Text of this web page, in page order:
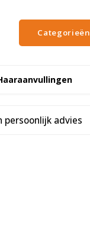
Categorieën
persoonlijk advies